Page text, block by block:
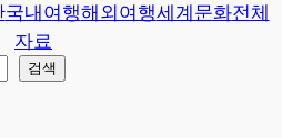
국내여행해외여행세계문화전체
자료
검색